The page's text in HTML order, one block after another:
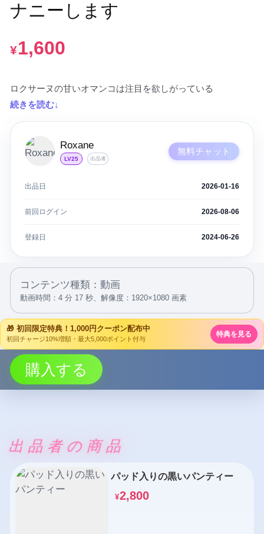
ナニーします
¥1,600
ロクサーヌの甘いオマンコは注目を欲しがっている
続きを読む↓
Roxane
LV25 出品者
無料チャット
出品日 2026-01-16
前回ログイン 2026-08-06
登録日 2024-06-26
コンテンツ種類：動画
動画時間：4 分 17 秒、 解像度：1920×1080 画素
🎁 初回限定特典！1,000円クーポン配布中
初回チャージ10%増額・最大5,000ポイント付与
特典を見る
購入する
出品者の商品
パッド入りの黒いパンティー
¥2,800